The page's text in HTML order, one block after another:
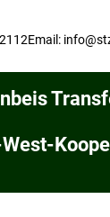
Email: